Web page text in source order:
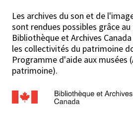
Les archives du son et de
sont rendues possibles grâce
Bibliothèque et Archives
les collectivités du patrimoine
Programme d'aide aux musées
patrimoine).